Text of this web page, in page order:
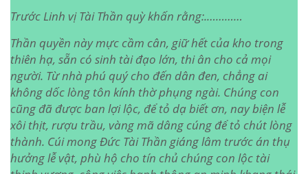
Trước Linh vị Tài Thần quỳ khấn rằng:.…………
Thần quyền này mực cầm cân, giữ hết của kho trong
thiên hạ, sẵn có sinh tài đạo lớn, thi ân cho cả mọi
người. Từ nhà phú quý cho đến dân đen, chẳng ai
không dốc lòng tôn kính thờ phụng ngài. Chúng con
cũng đã được ban lợi lộc, để tỏ dạ biết ơn, nay biện lễ
xôi thịt, rượu trầu, vàng mã dâng cúng để tỏ chút lòng
thành. Cúi mong Đức Tài Thần giáng lâm trước án thụ
hưởng lễ vật, phù hộ cho tín chủ chúng con lộc tài